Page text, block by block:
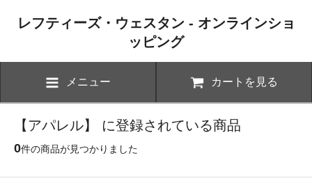
レフティーズ・ウェスタン - オンラインショ
ッピング
メニュー カートを見る
【アパレル】 に登録されている商品
0件の商品が見つかりました